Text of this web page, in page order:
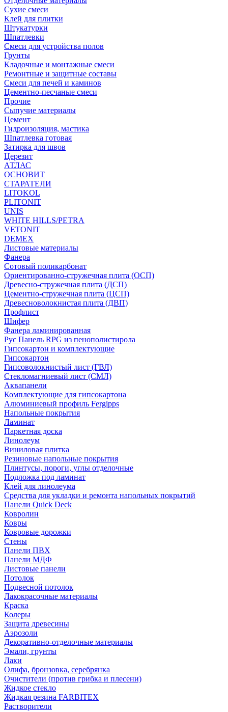
Сухие смеси
Клей для плитки
Штукатурки
Шпатлевки
Смеси для устройства полов
Грунты
Кладочные и монтажные смеси
Ремонтные и защитные составы
Смеси для печей и каминов
Цементно-песчаные смеси
Прочие
Сыпучие материалы
Цемент
Гидроизоляция, мастика
Шпатлевка готовая
Затирка для швов
Церезит
АТЛАС
ОСНОВИТ
СТАРАТЕЛИ
LITOKOL
PLITONIT
UNIS
WHITE HILLS/PETRA
VETONIT
DEMEX
Листовые материалы
Фанера
Сотовый поликарбонат
Ориентированно-стружечная плита (ОСП)
Древесно-стружечная плита (ДСП)
Цементно-стружечная плита (ЦСП)
Древесноволокнистая плита (ДВП)
Профлист
Шифер
Фанера ламинированная
Рус Панель RPG из пенополистирола
Гипсокартон и комплектующие
Гипсокартон
Гипсоволокнистый лист (ГВЛ)
Стекломагниевый лист (СМЛ)
Аквапанели
Комплектующие для гипсокартона
Алюминиевый профиль Fergipps
Напольные покрытия
Ламинат
Паркетная доска
Линолеум
Виниловая плитка
Резиновые напольные покрытия
Плинтусы, пороги, углы отделочные
Подложка под ламинат
Клей для линолеума
Средства для укладки и ремонта напольных покрытий
Панели Quick Deck
Ковролин
Ковры
Ковровые дорожки
Стены
Панели ПВХ
Панели МДФ
Листовые панели
Потолок
Подвесной потолок
Лакокрасочные материалы
Краска
Колеры
Защита древесины
Аэрозоли
Декоративно-отделочные материалы
Эмали, грунты
Лаки
Олифа, бронзовка, серебрянка
Очистители (против грибка и плесени)
Жидкое стекло
Жидкая резина FARBITEX
Растворители